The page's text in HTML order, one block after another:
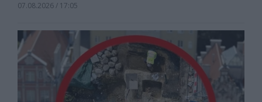
07.08.2026 / 17:05